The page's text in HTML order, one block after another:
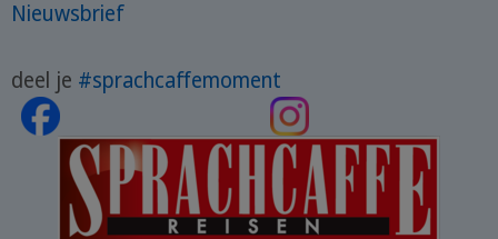
Nieuwsbrief
deel je #sprachcaffemoment